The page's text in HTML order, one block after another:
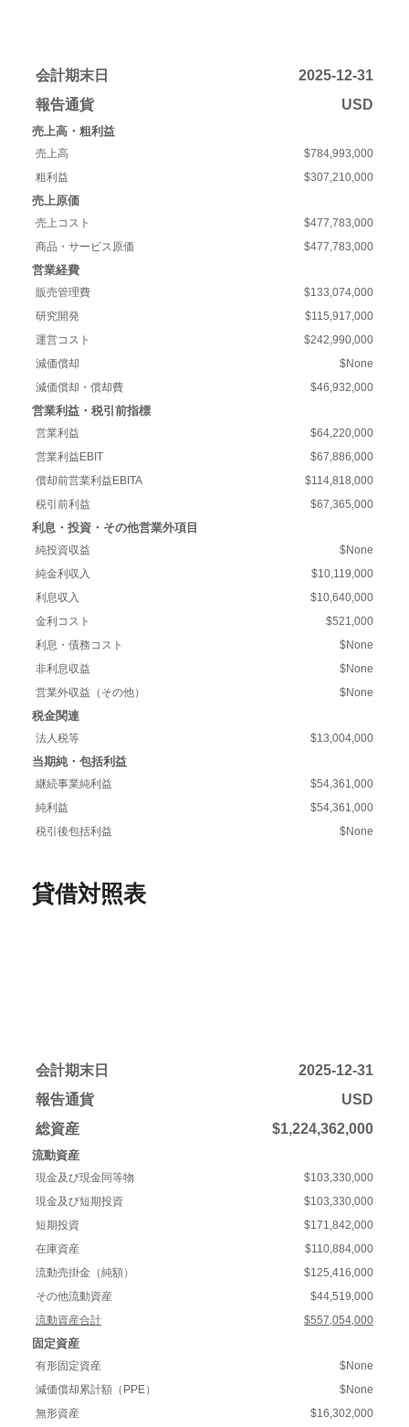
会計期末日
2025-12-31
報告通貨
USD
売上高・粗利益
売上高
$784,993,000
粗利益
$307,210,000
売上原価
売上コスト
$477,783,000
商品・サービス原価
$477,783,000
営業経費
販売管理費
$133,074,000
研究開発
$115,917,000
運営コスト
$242,990,000
減価償却
$None
減価償却・償却費
$46,932,000
営業利益・税引前指標
営業利益
$64,220,000
営業利益EBIT
$67,886,000
償却前営業利益EBITA
$114,818,000
税引前利益
$67,365,000
利息・投資・その他営業外項目
純投資収益
$None
純金利収入
$10,119,000
利息収入
$10,640,000
金利コスト
$521,000
利息・債務コスト
$None
非利息収益
$None
営業外収益（その他）
$None
税金関連
法人税等 $13,004,000
当期純・包括利益
継続事業純利益
$54,361,000
純利益
$54,361,000
税引後包括利益
$None
貸借対照表
会計期末日
2025-12-31
報告通貨
USD
総資産
$1,224,362,000
流動資産
現金及び現金同等物
$103,330,000
現金及び短期投資
$103,330,000
短期投資
$171,842,000
在庫資産
$110,884,000
流動売掛金（純額）
$125,416,000
その他流動資産
$44,519,000
流動資産合計
$557,054,000
固定資産
有形固定資産
$None
減価償却累計額（PPE）
$None
無形資産
$16,302,000